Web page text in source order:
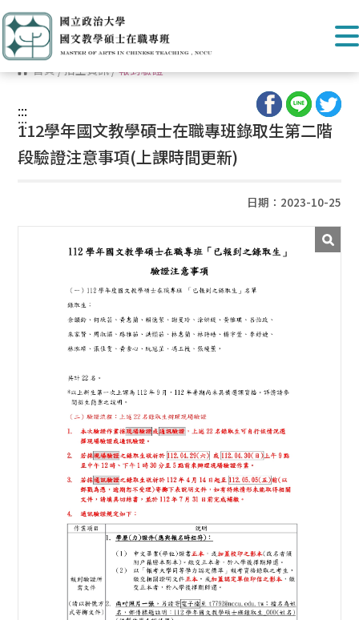
首頁/招生資訊/報到驗證
:::
:::
112學年國文教學碩士在職專班錄取生第二階
段驗證注意事項(上課時間更新)
日期：2023-10-25